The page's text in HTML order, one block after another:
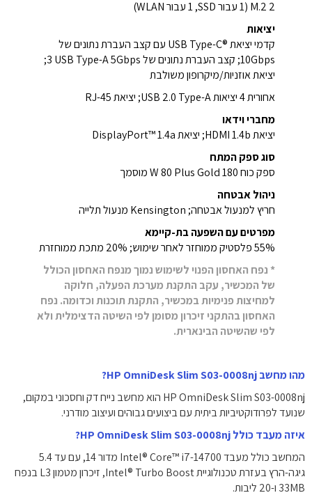
2 M.2‏ (1 עבור SSD‏, 1 עבור WLAN)
יציאות
קדמי יציאת USB Type-C®‎ עם קצב העברת נתונים של
10Gbps; קצב העברת נתונים של ‎3 USB Type-A 5Gbps;
יציאת אוזניות/מיקרופון משולבת
אחורית 4 יציאות USB 2.0 Type-A‏; יציאת RJ-45
מחברי וידאו
יציאת HDMI 1.4b; יציאת DisplayPort™ 1.4a
סוג ספק המתח
ספק כוח 180 W 80 Plus Gold מוסמך
ניהול אבטחה
חריץ למנעול אבטחה; Kensington מנעול תלייה
מפרטים עם השפעה בת-קיימא
55% פלסטיק ממוחזר לאחר שימוש; 20% מתכת ממוחזרת
* נפח האחסון הפנוי לשימוש נמוך מנפח האחסון הכולל
של המכשיר, עקב התקנת מערכת הפעלה, חלוקה
למחיצות פנימיות במכשיר, התקנת תוכנות וכדומה. נפח
האחסון בהתקני זיכרון מסומן לפי השיטה הדצימלית ולא
לפי שהשיטה הבינארית.
מהו מחשב HP OmniDesk Slim S03-0008nj?
HP OmniDesk Slim S03-0008nj הוא מחשב נייח דק וחסכוני במקום,
שנועד לפרודוקטיביות ביתית עם ביצועים גבוהים ועיצוב מודרני.
איזה מעבד כולל HP OmniDesk Slim S03-0008nj?
המחשב כולל מעבד Intel® Core™ i7-14700 מדור 14, עם עד 5.4
גיגה-הרץ בעזרת טכנולוגיית Intel® Turbo Boost, זיכרון מטמון L3 בנפח
33MB ו-20 ליבות.